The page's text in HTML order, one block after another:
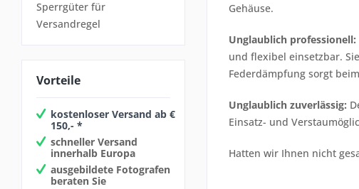
Sperrgüter für
Versandregel
Vorteile
kostenloser Versand ab €
150,- *
schneller Versand
innerhalb Europa
ausgebildete Fotografen
beraten Sie
Gehäuse.
Unglaublich professionell:
und flexibel einsetzbar.
Federdämpfung sorgt
Unglaublich zuverlässig:
Einsatz- und
Hatten wir Ihnen nicht